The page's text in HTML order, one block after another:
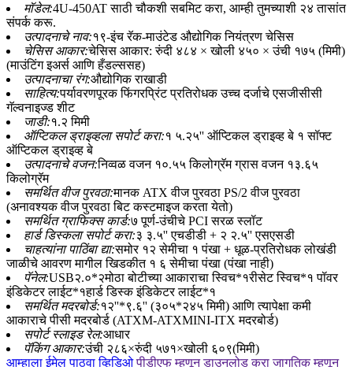
मॉडेल:4U-450AT साठी चौकशी सबमिट करा, आम्ही तुमच्याशी २४ तासांत
संपर्क करू.
उत्पादनाचे नाव:१९-इंच रॅक-माउंटेड औद्योगिक नियंत्रण चेसिस
चेसिस आकार:चेसिस आकार: रुंदी ४८४ × खोली ४५० × उंची १७५ (मिमी)
(माउंटिंग इअर्स आणि हँडल्ससह)
उत्पादनाचा रंग:औद्योगिक राखाडी
साहित्य:पर्यावरणपूरक फिंगरप्रिंट प्रतिरोधक उच्च दर्जाचे एसजीसीसी
गॅल्वनाइज्ड शीट
जाडी:१.२ मिमी
ऑप्टिकल ड्राइव्हला सपोर्ट करा:१ ५.२५'' ऑप्टिकल ड्राइव्ह बे १ सॉफ्ट
ऑप्टिकल ड्राइव्ह बे
उत्पादनाचे वजन:निव्वळ वजन १०.५५ किलोग्रॅम ग्रास वजन १३.६५
किलोग्रॅम
समर्थित वीज पुरवठा:मानक ATX वीज पुरवठा PS/2 वीज पुरवठा
(अनावश्यक वीज पुरवठा बिट कस्टमाइज करता येतो)
समर्थित ग्राफिक्स कार्ड:७ पूर्ण-उंचीचे PCI सरळ स्लॉट
हार्ड डिस्कला सपोर्ट करा:३ ३.५'' एचडीडी + २ २.५'' एसएसडी
चाहत्यांना पाठिंबा द्या:समोर १२ सेमीचा १ पंखा + धूळ-प्रतिरोधक लोखंडी
जाळीचे आवरण मागील खिडकीत १ ६ सेमीचा पंखा (पंखा नाही)
पॅनेल:USB२.०*२मोठा बोटीच्या आकाराचा स्विच*१रीसेट स्विच*१ पॉवर
इंडिकेटर लाईट*१हार्ड डिस्क इंडिकेटर लाईट*१
समर्थित मदरबोर्ड:१२''*९.६'' (३०५*२४५ मिमी) आणि त्यापेक्षा कमी
आकाराचे पीसी मदरबोर्ड (ATXM-ATXMINI-ITX मदरबोर्ड)
सपोर्ट स्लाइड रेल:आधार
पॅकिंग आकार:उंची २८६×रुंदी ५७१×खोली ६०९(मिमी)
आम्हाला ईमेल पाठवा व्हिडिओ पीडीएफ म्हणून डाउनलोड करा जागतिक म्हणून